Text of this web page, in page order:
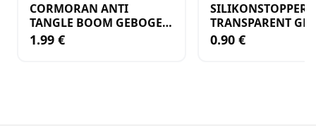
CORMORAN ANTI
TANGLE BOOM GEBOGEN
12CM M.WIRBEL(PLASTIK)
1.99 €
SILIKONSTOPPER
TRANSPARENT
KLEIN
0.90 €